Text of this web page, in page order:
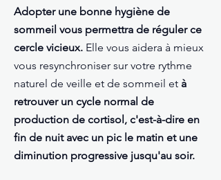
Adopter une bonne hygiène de
sommeil vous permettra de réguler ce
cercle vicieux. Elle vous aidera à mieux
vous resynchroniser sur votre rythme
naturel de veille et de sommeil et à
retrouver un cycle normal de
production de cortisol, c'est-à-dire en
fin de nuit avec un pic le matin et une
diminution progressive jusqu'au soir.